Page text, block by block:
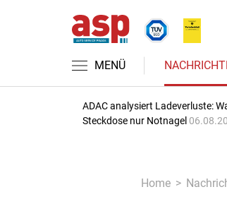
MENÜ
ADAC analysiert Ladeverluste:
Steckdose nur Notnagel
Home